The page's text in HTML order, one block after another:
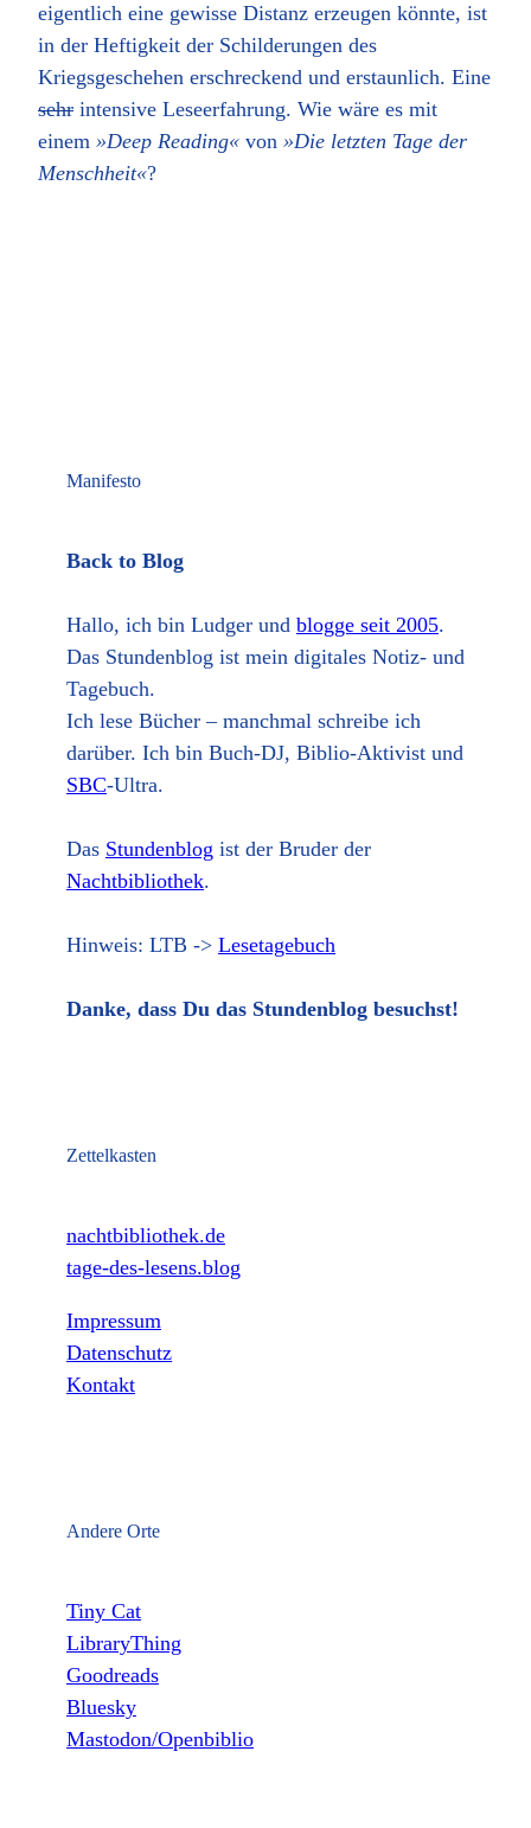
eigentlich eine gewisse Distanz erzeugen könnte, ist
in der Heftigkeit der Schilderungen des
Kriegsgeschehen erschreckend und erstaunlich. Eine
sehr intensive Leseerfahrung. Wie wäre es mit
einem »Deep Reading« von »Die letzten Tage der
Menschheit«?
Manifesto
Back to Blog
Hallo, ich bin Ludger und blogge seit 2005.
Das Stundenblog ist mein digitales Notiz- und
Tagebuch.
Ich lese Bücher – manchmal schreibe ich
darüber. Ich bin Buch-DJ, Biblio-Aktivist und
SBC-Ultra.
Das Stundenblog ist der Bruder der
Nachtbibliothek.
Hinweis: LTB -> Lesetagebuch
Danke, dass Du das Stundenblog besuchst!
Zettelkasten
nachtbibliothek.de
tage-des-lesens.blog
Impressum
Datenschutz
Kontakt
Andere Orte
Tiny Cat
LibraryThing
Goodreads
Bluesky
Mastodon/Openbiblio